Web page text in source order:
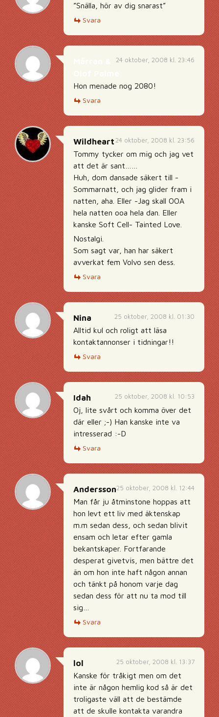
”Snälla, hör av dig snarast”
Svara
24 oktober, 2008 kl. 23:46
Hon menade nog 2080!
Svara
24 oktober, 2008 kl. 23:56
Wildheart
Tommy tycker om mig och jag vet
att det är sant……
Huh, dom dansade säkert till -
Sommarnatt, och jag glider fram i
natten, aha. Eller -Jag skall OOA
hela natten ooa hela dan. Eller
kanske Soft Cell- Tainted Love.
Nostalgi.
Som sagt var, han har säkert
avverkat fem Volvo sen dess.
Svara
25 oktober, 2008 kl. 01:30
Nina
Alltid kul och roligt att läsa
kontaktannonser i tidningar!!
Svara
25 oktober, 2008 kl. 10:53
Idah
Oj, lite svårt och komma över det
där eller ;-) Han kanske inte va
intresserad :-D
Svara
25 oktober, 2008 kl. 12:44
Andersson
Man får ju åtminstone hoppas att
hon levt ett liv med äktenskap
m.m sedan dess, och sedan blivit
ensam och letar efter gamla
bekantskaper. Fortfarande
desperat givetvis, men bättre det
än om hon inte haft någon annan
och tänkt på honom varje dag
sedan dess för att nu ta mod till
sig…
Svara
25 oktober, 2008 kl. 13:37
lol
Kanske för tråkigt men om det
inte är någon hemlig kod så är det
troligaste väll att de bestämde
att de skulle kontakta varandra